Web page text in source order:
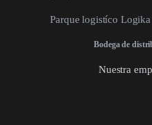
Parque logistíco
Bodega de
Nuestra